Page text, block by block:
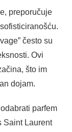
preporučuje
često su
Ovi
što im
dojam.
parfem
Saint Laurent